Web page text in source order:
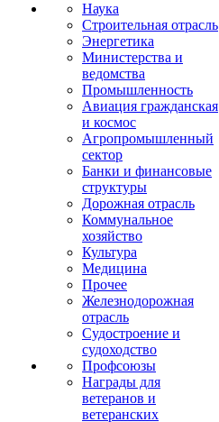
Наука
Строительная отрасль
Энергетика
Министерства и
ведомства
Промышленность
Авиация гражданская
и космос
Агропромышленный
сектор
Банки и финансовые
структуры
Дорожная отрасль
Коммунальное
хозяйство
Культура
Медицина
Прочее
Железнодорожная
отрасль
Судостроение и
судоходство
Профсоюзы
Награды для
ветеранов и
ветеранских